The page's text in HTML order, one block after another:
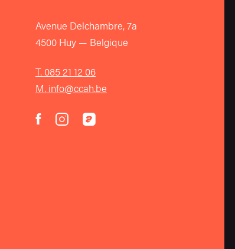
Avenue Delchambre, 7a
4500 Huy — Belgique
T. 085 21 12 06
M. info@ccah.be
facebook
instagram
acast